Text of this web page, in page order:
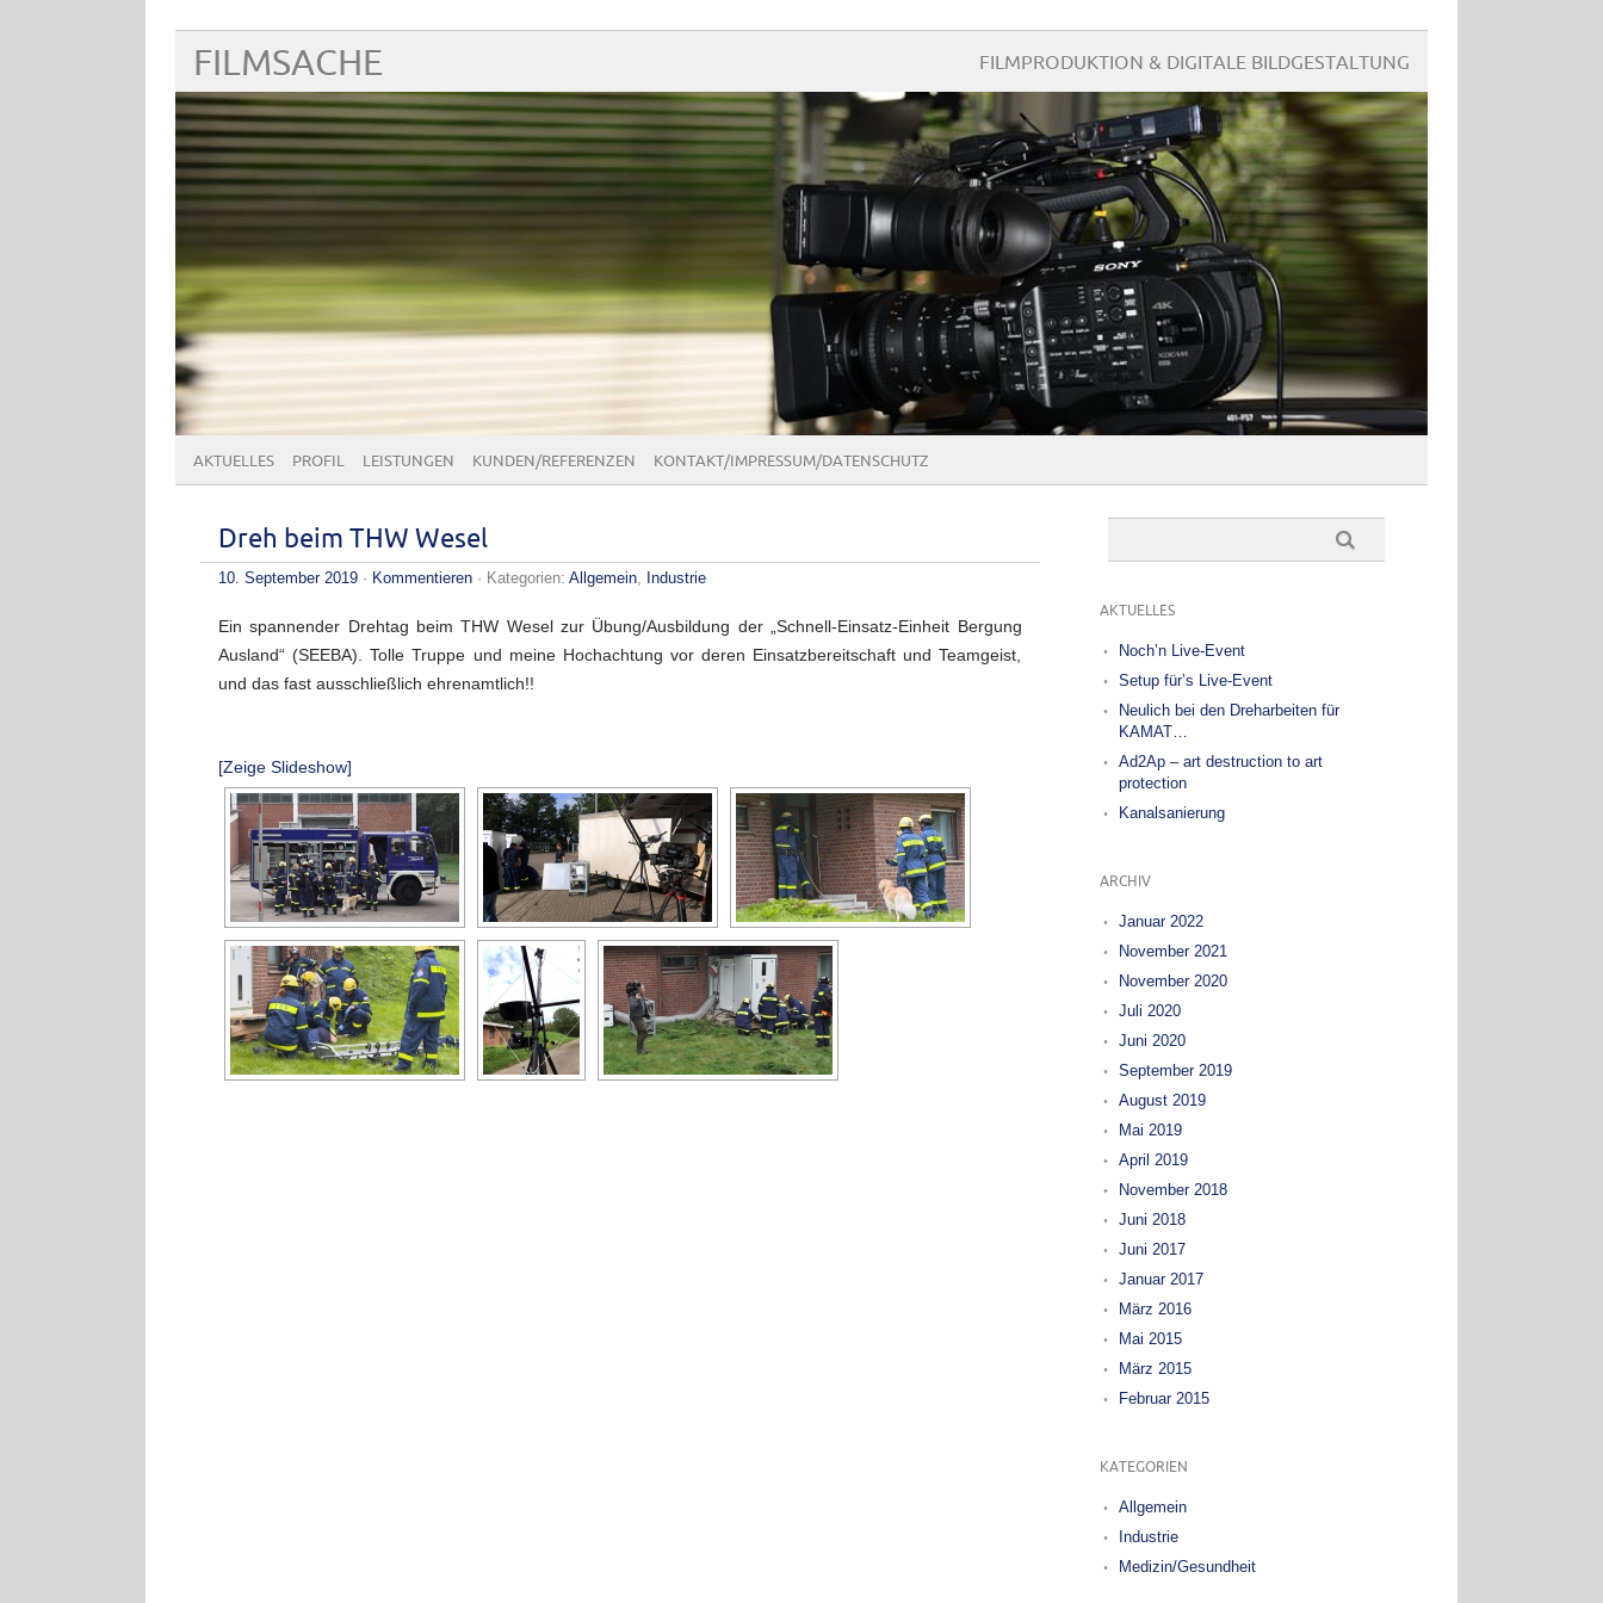
FILMSACHE FILMPRODUKTION & DIGITALE BILDGESTALTUNG
AKTUELLES PROFIL LEISTUNGEN KUNDEN/REFERENZEN KONTAKT/IMPRESSUM/DATENSCHUTZ
Dreh beim THW Wesel
10. September 2019 · Kommentieren · Kategorien: Allgemein, Industrie
Ein spannender Drehtag beim THW Wesel zur Übung/Ausbildung der „Schnell-Einsatz-Einheit Bergung
Ausland“ (SEEBA). Tolle Truppe und meine Hochachtung vor deren Einsatzbereitschaft und Teamgeist,
und das fast ausschließlich ehrenamtlich!!
[Zeige Slideshow]
AKTUELLES
Noch’n Live-Event
Setup für’s Live-Event
Neulich bei den Dreharbeiten für
KAMAT…
Ad2Ap – art destruction to art
protection
Kanalsanierung
ARCHIV
Januar 2022
November 2021
November 2020
Juli 2020
Juni 2020
September 2019
August 2019
Mai 2019
April 2019
November 2018
Juni 2018
Juni 2017
Januar 2017
März 2016
Mai 2015
März 2015
Februar 2015
KATEGORIEN
Allgemein
Industrie
Medizin/Gesundheit